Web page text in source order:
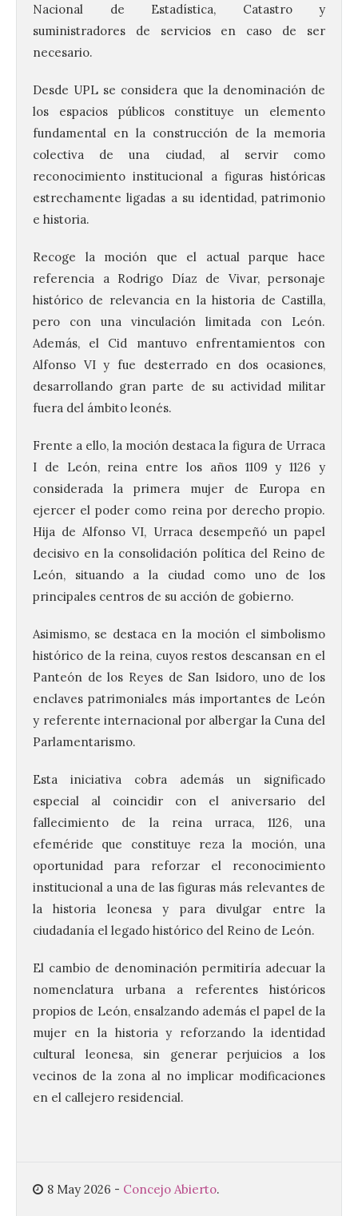
Nacional de Estadística, Catastro y
suministradores de servicios en caso de ser
necesario.
Desde UPL se considera que la denominación de
los espacios públicos constituye un elemento
fundamental en la construcción de la memoria
colectiva de una ciudad, al servir como
reconocimiento institucional a figuras históricas
estrechamente ligadas a su identidad, patrimonio
e historia.
Recoge la moción que el actual parque hace
referencia a Rodrigo Díaz de Vivar, personaje
histórico de relevancia en la historia de Castilla,
pero con una vinculación limitada con León.
Además, el Cid mantuvo enfrentamientos con
Alfonso VI y fue desterrado en dos ocasiones,
desarrollando gran parte de su actividad militar
fuera del ámbito leonés.
Frente a ello, la moción destaca la figura de Urraca
I de León, reina entre los años 1109 y 1126 y
considerada la primera mujer de Europa en
ejercer el poder como reina por derecho propio.
Hija de Alfonso VI, Urraca desempeñó un papel
decisivo en la consolidación política del Reino de
León, situando a la ciudad como uno de los
principales centros de su acción de gobierno.
Asimismo, se destaca en la moción el simbolismo
histórico de la reina, cuyos restos descansan en el
Panteón de los Reyes de San Isidoro, uno de los
enclaves patrimoniales más importantes de León
y referente internacional por albergar la Cuna del
Parlamentarismo.
Esta iniciativa cobra además un significado
especial al coincidir con el aniversario del
fallecimiento de la reina urraca, 1126, una
efeméride que constituye reza la moción, una
oportunidad para reforzar el reconocimiento
institucional a una de las figuras más relevantes de
la historia leonesa y para divulgar entre la
ciudadanía el legado histórico del Reino de León.
El cambio de denominación permitiría adecuar la
nomenclatura urbana a referentes históricos
propios de León, ensalzando además el papel de la
mujer en la historia y reforzando la identidad
cultural leonesa, sin generar perjuicios a los
vecinos de la zona al no implicar modificaciones
en el callejero residencial.
8 May 2026 - Concejo Abierto.
Vuelve la tradicional Feria
de Dulces del Convento a
Gradefes
Tendrá lugar el 9 de
agosto en los aledaños del
monasterio cisterciense
de Santa María la Real de
Gradefes. Una cita